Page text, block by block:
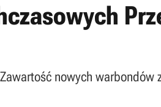
nowych warbondów